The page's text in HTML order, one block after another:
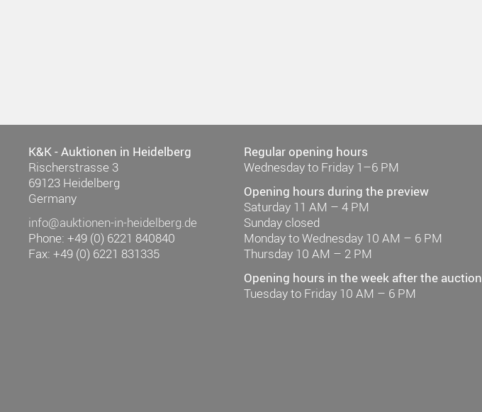
K&K - Auktionen in Heidelberg
Rischerstrasse 3
69123 Heidelberg
Germany
info@auktionen-in-heidelberg.de
Phone: +49 (0) 6221 840840
Fax: +49 (0) 6221 831335
Regular opening hours
Wednesday to Friday 1–6 PM
Opening hours during the preview
Saturday 11 AM – 4 PM
Sunday closed
Monday to Wednesday 10 AM – 6 PM
Thursday 10 AM – 2 PM
Opening hours in the week after the auction
Tuesday to Friday 10 AM – 6 PM